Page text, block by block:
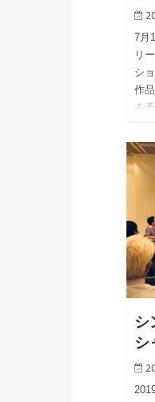
7月
リ
シ
作
る
シ
シ